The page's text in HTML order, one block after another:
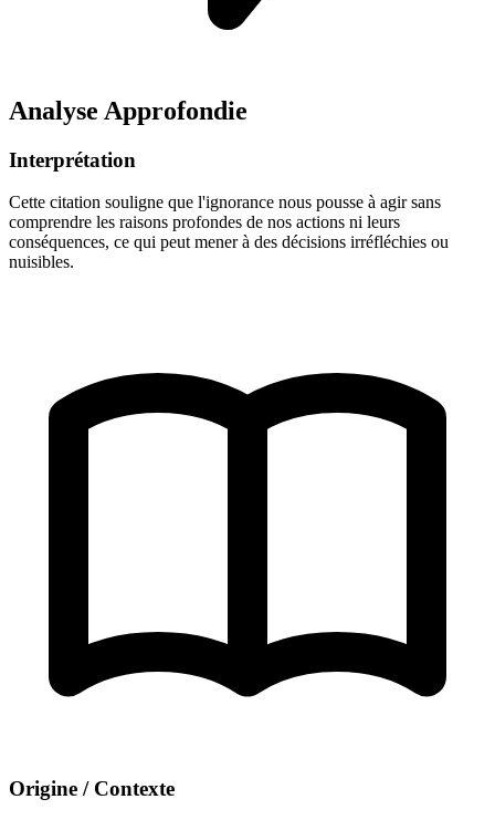
Analyse Approfondie
Interprétation
Cette citation souligne que l'ignorance nous pousse à agir sans
comprendre les raisons profondes de nos actions ni leurs
conséquences, ce qui peut mener à des décisions irréfléchies ou
nuisibles.
Origine / Contexte